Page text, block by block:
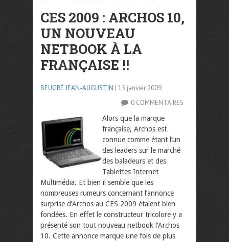
CES 2009 : ARCHOS 10,
UN NOUVEAU
NETBOOK À LA
FRANÇAISE !!
BEUGRÉ JEAN-AUGUSTIN | 15 janvier 2009
0 COMMENTAIRES
Alors que la marque
française, Archos est
connue comme étant l’un
des leaders sur le marché
des baladeurs et des
Tablettes Internet
Multimédia. Et bien il semble que les
nombreuses rumeurs concernant l’annonce
surprise d’Archos au CES 2009 étaient bien
fondées. En effet le constructeur tricolore y a
présenté son tout nouveau netbook l’Archos
10. Cette annonce marque une fois de plus